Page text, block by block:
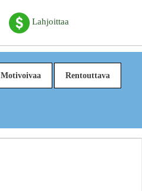
Lahjoittaa
Motivoivaa Rentouttava